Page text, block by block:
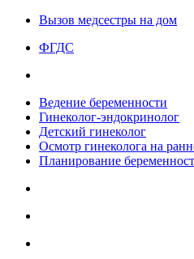
Вызов медсестры на дом
ФГДС
Ведение беременности
Гинеколог-эндокринолог
Детский гинеколог
Осмотр гинеколога на
Планирование